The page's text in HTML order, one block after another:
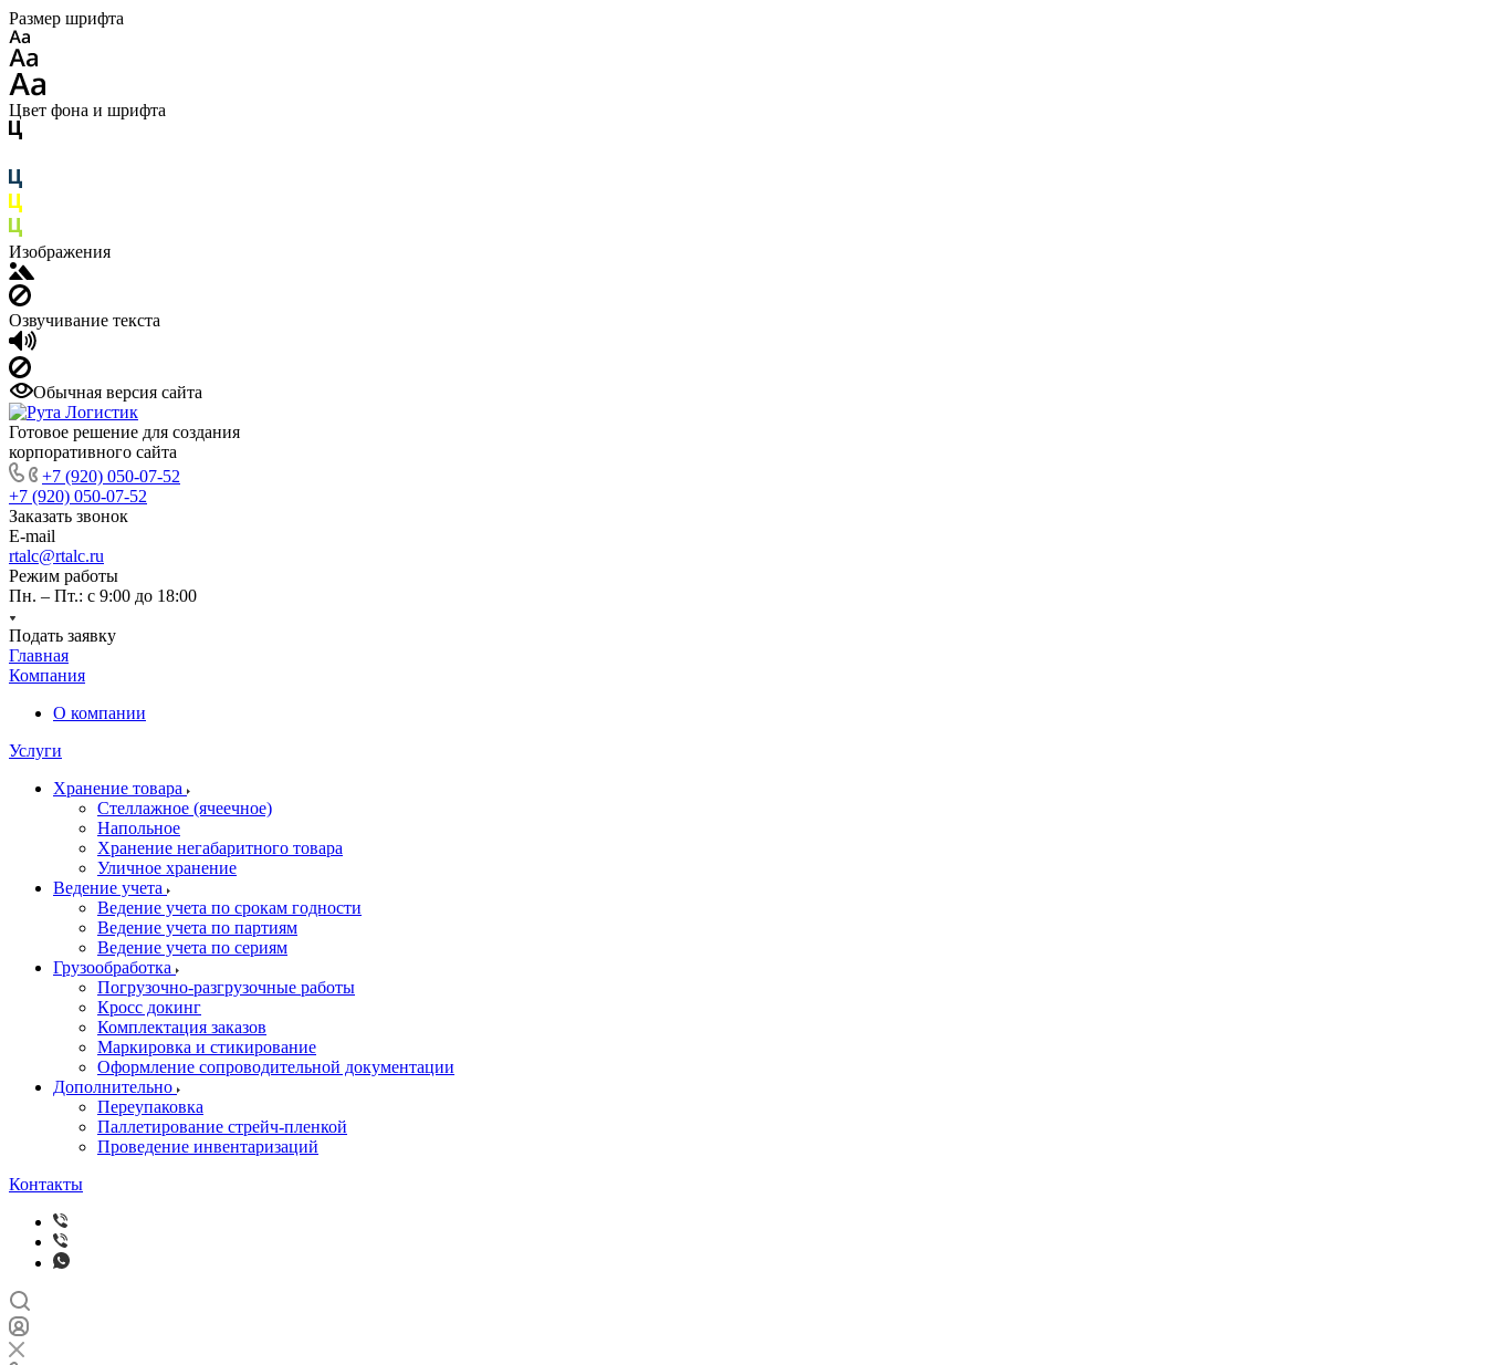
Размер шрифта
Цвет фона и шрифта
Изображения
Озвучивание текста
Обычная версия сайта
Готовое решение для создания
корпоративного сайта
+7 (920) 050-07-52
+7 (920) 050-07-52
Заказать звонок
E-mail
rtalc@rtalc.ru
Режим работы
Пн. – Пт.: с 9:00 до 18:00
Подать заявку
Главная
Компания
О компании
Услуги
Хранение товара
Стеллажное (ячеечное)
Напольное
Хранение негабаритного товара
Уличное хранение
Ведение учета
Ведение учета по срокам годности
Ведение учета по партиям
Ведение учета по сериям
Грузообработка
Погрузочно-разгрузочные работы
Кросс докинг
Комплектация заказов
Маркировка и стикирование
Оформление сопроводительной документации
Дополнительно
Переупаковка
Паллетирование стрейч-пленкой
Проведение инвентаризаций
Контакты